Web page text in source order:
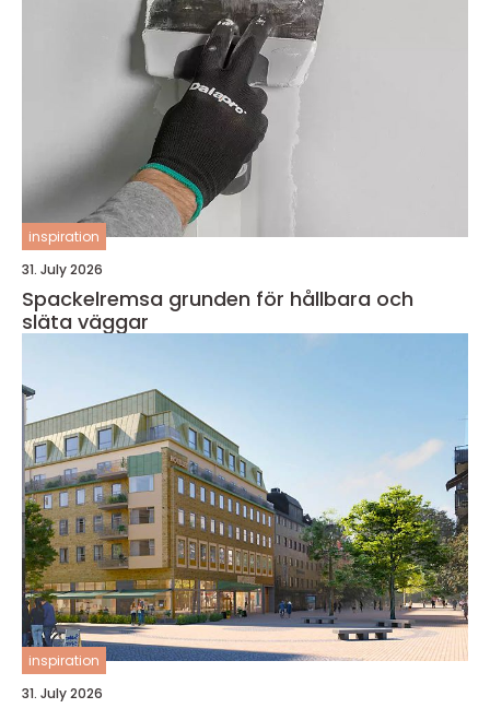
inspiration
31. July 2026
Spackelremsa grunden för hållbara och
släta väggar
inspiration
31. July 2026